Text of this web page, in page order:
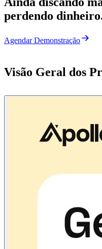
perdendo
Agendar Demonstração
Visão Geral dos